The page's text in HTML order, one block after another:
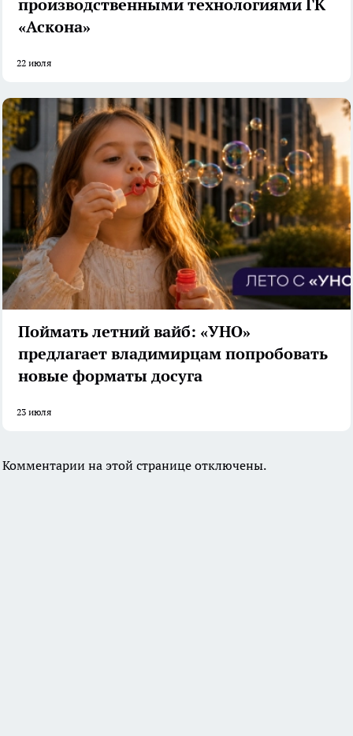
производственными технологиями ГК
«Аскона»
22 июля
Поймать летний вайб: «УНО»
предлагает владимирцам попробовать
новые форматы досуга
23 июля
Комментарии на этой странице отключены.